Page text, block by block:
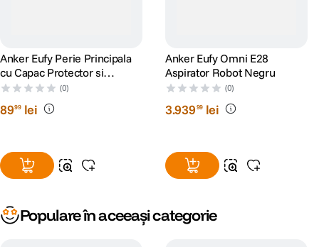
pana la 150 mp de
2-3 ori.
intreaga suprafata.
Anker Eufy Perie Principala
cu Capac Protector si
Pieptene pentru eufy X10
Pro Omni
(0)
8999 lei
Anker Eufy Omni E28
Aspirator Robot Negru
(0)
3.93999 lei
Populare în aceeași categorie